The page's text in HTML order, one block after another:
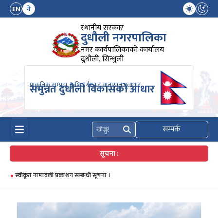
EN ने
स्थानीय सरकार
दुधौली नगरपालिका
नगर कार्यपालिकाको कार्यालय
दुधौली, सिन्धुली
प्राकृतिक सम्पदा, कृषि, पर्यटन र यातायात पूवाधार,
समुन्नत दुधौली विकासको आधार
खोज्नुहोस् सम्पर्क
सूचना :
स्वीकृत नामावली प्रकाशन सम्बन्धी सूचना ।